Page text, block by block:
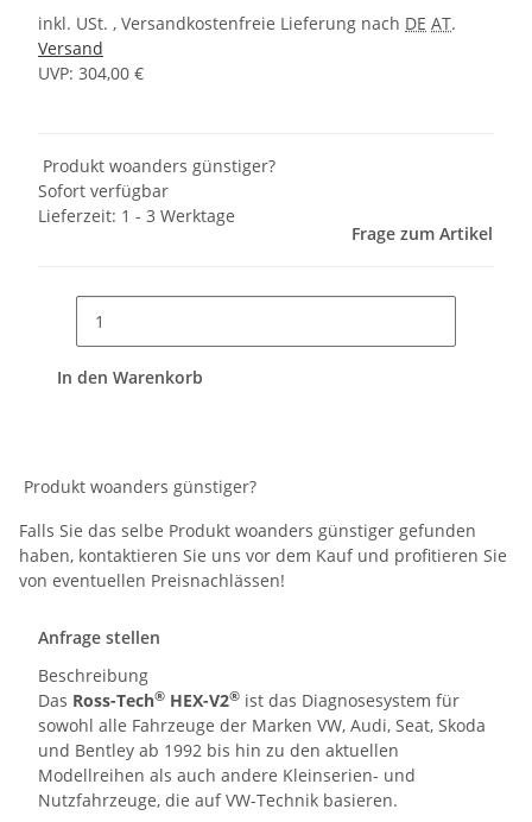
inkl. USt. , Versandkostenfreie Lieferung nach DE AT.
Versand
UVP: 304,00 €
Produkt woanders günstiger?
Sofort verfügbar
Lieferzeit: 1 - 3 Werktage
Frage zum Artikel
In den Warenkorb
Produkt woanders günstiger?
Falls Sie das selbe Produkt woanders günstiger gefunden
haben, kontaktieren Sie uns vor dem Kauf und profitieren Sie
von eventuellen Preisnachlässen!
Anfrage stellen
Beschreibung
Das Ross-Tech® HEX-V2® ist das Diagnosesystem für
sowohl alle Fahrzeuge der Marken VW, Audi, Seat, Skoda
und Bentley ab 1992 bis hin zu den aktuellen
Modellreihen als auch andere Kleinserien- und
Nutzfahrzeuge, die auf VW-Technik basieren.